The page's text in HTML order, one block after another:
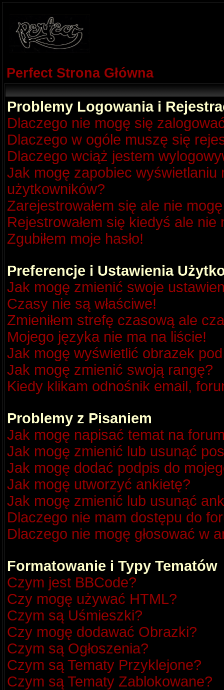
Perfect Strona Główna
Problemy Logowania i
Dlaczego nie mogę się
Dlaczego w ogóle muszę się
Dlaczego wciąż jestem
Jak mogę zapobiec
użytkowników?
Zarejestrowałem się ale nie
Rejestrowałem się kiedyś ale
Zgubiłem moje hasło!
Preferencje i Ustawienia
Jak mogę zmienić swoje
Czasy nie są właściwe!
Zmieniłem strefę czasową ale
Mojego języka nie ma na liście!
Jak mogę wyświetlić obrazek
Jak mogę zmienić swoją rangę?
Kiedy klikam odnośnik email,
Problemy z Pisaniem
Jak mogę napisać temat na
Jak mogę zmienić lub usunąć
Jak mogę dodać podpis do
Jak mogę utworzyć ankietę?
Jak mogę zmienić lub usunąć
Dlaczego nie mam dostępu do
Dlaczego nie mogę głosować w
Formatowanie i Typy Tematów
Czym jest BBCode?
Czy mogę używać HTML?
Czym są Uśmieszki?
Czy mogę dodawać Obrazki?
Czym są Ogłoszenia?
Czym są Tematy Przyklejone?
Czym są Tematy Zablokowane?